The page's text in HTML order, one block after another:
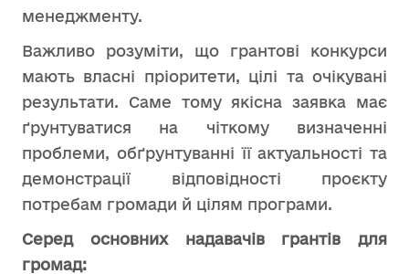
менеджменту.
Важливо розуміти, що грантові конкурси
мають власні пріоритети, цілі та очікувані
результати. Саме тому якісна заявка має
ґрунтуватися на чіткому визначенні
проблеми, обґрунтуванні її актуальності та
демонстрації відповідності проєкту
потребам громади й цілям програми.
Серед основних надавачів грантів для
громад: